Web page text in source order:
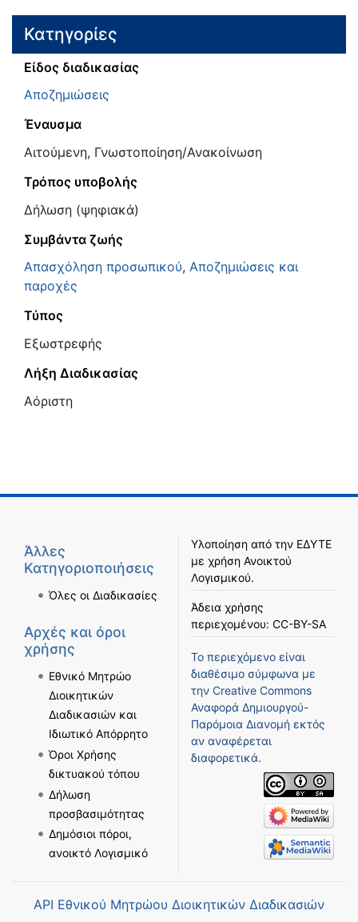
Κατηγορίες
Είδος διαδικασίας
Αποζημιώσεις
Έναυσμα
Αιτούμενη, Γνωστοποίηση/Ανακοίνωση
Τρόπος υποβολής
Δήλωση (ψηφιακά)
Συμβάντα ζωής
Απασχόληση προσωπικού, Αποζημιώσεις και
παροχές
Τύπος
Εξωστρεφής
Λήξη Διαδικασίας
Αόριστη
Άλλες
Κατηγοριοποιήσεις
Όλες οι Διαδικασίες
Αρχές και όροι
χρήσης
Εθνικό Μητρώο
Διοικητικών
Διαδικασιών και
Ιδιωτικό Απόρρητο
Όροι Χρήσης
δικτυακού τόπου
Δήλωση
προσβασιμότητας
Δημόσιοι πόροι,
ανοικτό Λογισμικό
Υλοποίηση από την ΕΔΥΤΕ
με χρήση Ανοικτού
Λογισμικού.
Άδεια χρήσης
περιεχομένου: CC-BY-SA
Το περιεχόμενο είναι
διαθέσιμο σύμφωνα με
την Creative Commons
Αναφορά Δημιουργού-
Παρόμοια Διανομή εκτός
αν αναφέρεται
διαφορετικά.
API Εθνικού Μητρώου Διοικητικών Διαδικασιών